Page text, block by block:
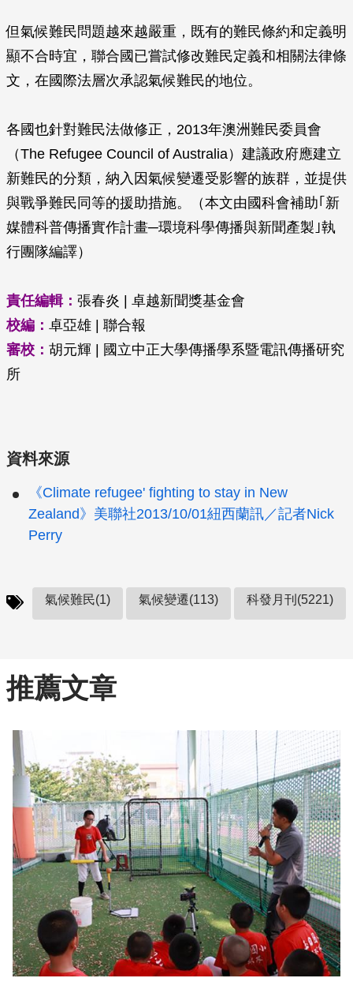
但氣候難民問題越來越嚴重，既有的難民條約和定義明
顯不合時宜，聯合國已嘗試修改難民定義和相關法律條
文，在國際法層次承認氣候難民的地位。
各國也針對難民法做修正，2013年澳洲難民委員會
（The Refugee Council of Australia）建議政府應建立
新難民的分類，納入因氣候變遷受影響的族群，並提供
與戰爭難民同等的援助措施。（本文由國科會補助｢新
媒體科普傳播實作計畫─環境科學傳播與新聞產製｣執
行團隊編譯）
責任編輯： 張春炎 | 卓越新聞獎基金會
校編： 卓亞雄 | 聯合報
審校： 胡元輝 | 國立中正大學傳播學系暨電訊傳播研究
所
資料來源
《Climate refugee' fighting to stay in New
Zealand》美聯社2013/10/01紐西蘭訊／記者Nick
Perry
氣候難民(1) 氣候變遷(113) 科發月刊(5221)
推薦文章